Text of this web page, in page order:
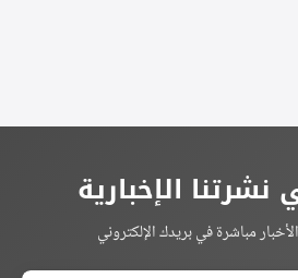
الإخبارية
مباشرة في بريدك الإلكتروني